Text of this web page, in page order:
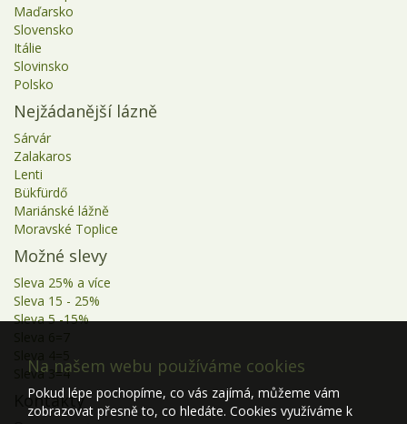
Maďarsko
Slovensko
Itálie
Slovinsko
Polsko
Nejžádanější lázně
Sárvár
Zalakaros
Lenti
Bükfürdő
Mariánské lážně
Moravské Toplice
Možné slevy
Sleva 25% a více
Sleva 15 - 25%
Sleva 5 -15%
Sleva 3=4
Kontakty
Na našem webu používáme cookies
Pokud lépe pochopíme, co vás zajímá, můžeme vám
zobrazovat přesně to, co hledáte. Cookies využíváme k